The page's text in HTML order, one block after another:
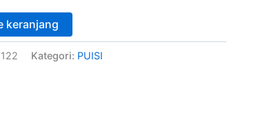
keranjang
Kategori: PUISI